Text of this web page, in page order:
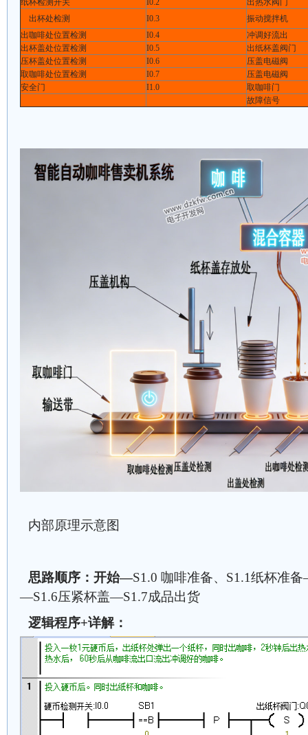
纸杯检测开关
I0.2
出热水阀门
出杯处检测
I0.3
振动搅拌机
出咖啡处位置检测
I0.4
冲调好流出
出杯盖处位置检测
I0.5
出纸杯盖阀门
压杯盖处位置检测
I0.6
压盖电磁阀
取咖啡处位置检测
I0.7
压盖电磁阀
安全门
I1.0
取咖啡门
故障信号
内部原理示意图
思路顺序：开始—S1.0 咖啡准备、S1.1纸杯准
—S1.6压紧杯盖—S1.7成品出货
逻辑程序+详解：